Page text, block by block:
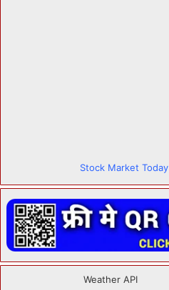
Stock Market Today